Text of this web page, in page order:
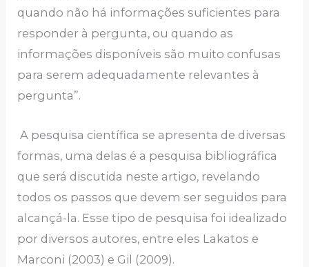
quando não há informações suficientes para
responder à pergunta, ou quando as
informações disponíveis são muito confusas
para serem adequadamente relevantes à
pergunta”.
A pesquisa científica se apresenta de diversas
formas, uma delas é a pesquisa bibliográfica
que será discutida neste artigo, revelando
todos os passos que devem ser seguidos para
alcançá-la. Esse tipo de pesquisa foi idealizado
por diversos autores, entre eles Lakatos e
Marconi (2003) e Gil (2009).